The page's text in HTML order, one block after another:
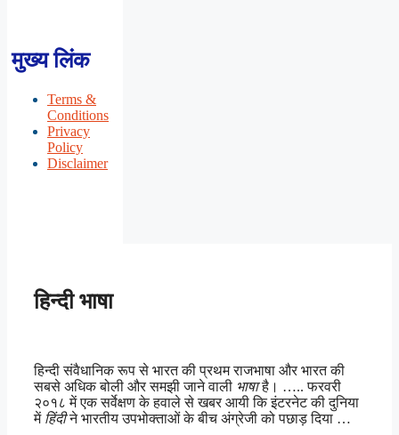
मुख्य लिंक
Terms &
Conditions
Privacy
Policy
Disclaimer
हिन्दी भाषा
हिन्दी संवैधानिक रूप से भारत की प्रथम राजभाषा और भारत की
सबसे अधिक बोली और समझी जाने वाली भाषाहै। ….. फरवरी
२०१८ में एक सर्वेक्षण के हवाले से खबर आयी कि इंटरनेट की दुनिया
में हिंदीने भारतीय उपभोक्ताओं के बीच अंग्रेजी को पछाड़ दिया …